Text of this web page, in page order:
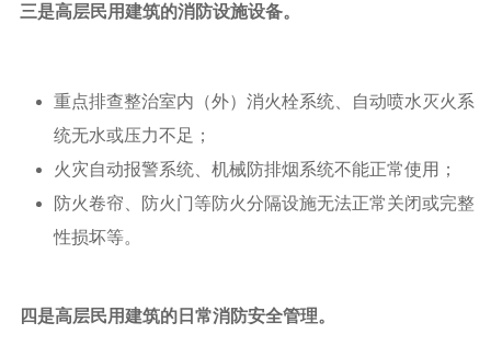
三是高层民用建筑的消防设施设备。
重点排查整治室内（外）消火栓系统、自动喷水灭火系
统无水或压力不足；
火灾自动报警系统、机械防排烟系统不能正常使用；
防火卷帘、防火门等防火分隔设施无法正常关闭或完整
性损坏等。
四是高层民用建筑的日常消防安全管理。